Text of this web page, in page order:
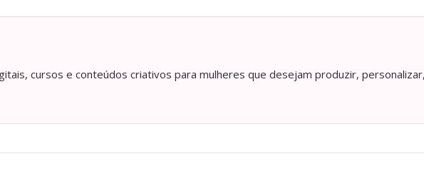
cursos e conteúdos criativos para mulheres que desejam produzir,